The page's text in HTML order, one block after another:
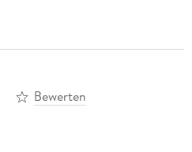
Bewerten